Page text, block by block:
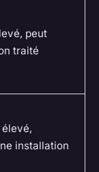
peut
traité
installation